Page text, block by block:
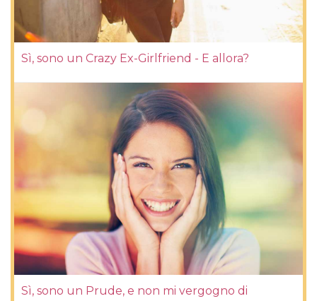
Sì, sono un Crazy Ex-Girlfriend - E allora?
Sì, sono un Prude, e non mi vergogno di